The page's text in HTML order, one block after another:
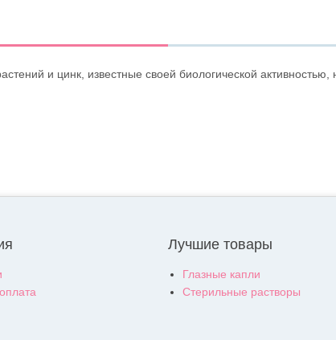
и цинк, известные своей биологической
Лучшие товары
Глазные капли
Стерильные растворы